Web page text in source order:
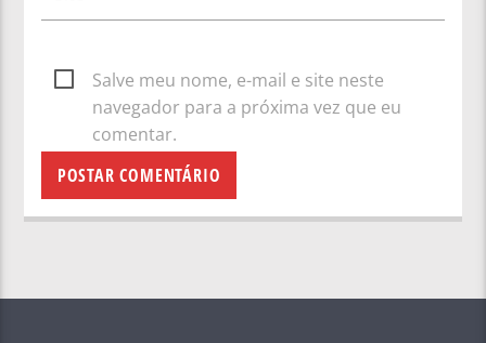
Salve meu nome, e-mail e site neste
navegador para a próxima vez que eu
comentar.